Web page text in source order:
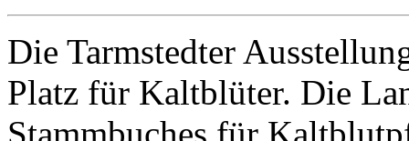
Die Tarmstedter
Platz für Kaltblüter. Die
Stammbuches für